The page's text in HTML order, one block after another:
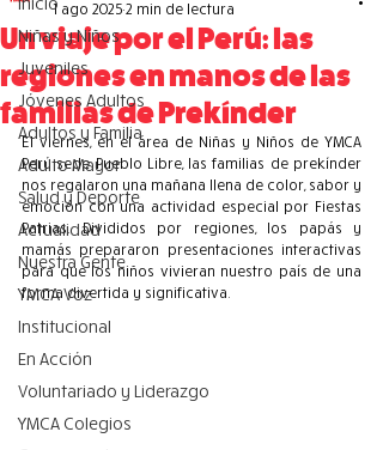
Niñas y Niños
Juveniles
Jóvenes Adultos
Adultos y Familia
Adulto Mayor
Salud y Deporte
Actualidad
Nuestra Gente
YMCA Voz
Institucional
En Acción
Voluntariado y Liderazgo
YMCA Colegios
Un viaje por el Perú: las
regiones en manos de las
familias de Prekínder
1 ago 2025 2 min de lectura
El viernes, en el área de Niñas y Niños de YMCA
Perú sede Pueblo Libre, las familias de prekínder
nos regalaron una mañana llena de color, sabor y
emoción con una actividad especial por Fiestas
Patrias. Divididos por regiones, los papás y
mamás prepararon presentaciones interactivas
para que los niños vivieran nuestro país de una
forma divertida y significativa.